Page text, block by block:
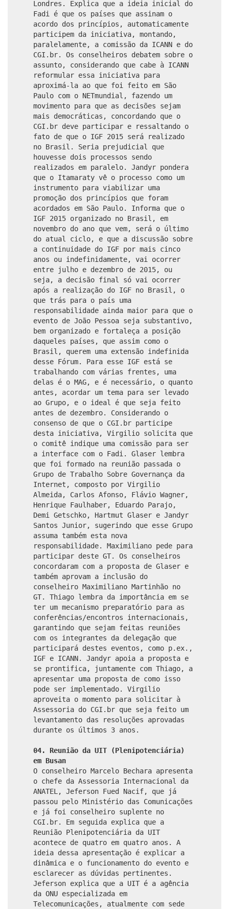
Londres. Explica que a ideia inicial do
Fadi é que os países que assinam o
acordo dos princípios, automaticamente
participem da iniciativa, montando,
paralelamente, a comissão da ICANN e do
CGI.br. Os conselheiros debatem sobre o
assunto, considerando que cabe à ICANN
reformular essa iniciativa para
aproximá-la ao que foi feito em São
Paulo com o NETmundial, fazendo um
movimento para que as decisões sejam
mais democráticas, concordando que o
CGI.br deve participar e ressaltando o
fato de que o IGF 2015 será realizado
no Brasil. Seria prejudicial que
houvesse dois processos sendo
realizados em paralelo. Jandyr pondera
que o Itamaraty vê o processo como um
instrumento para viabilizar uma
promoção dos princípios que foram
acordados em São Paulo. Informa que o
IGF 2015 organizado no Brasil, em
novembro do ano que vem, será o último
do atual ciclo, e que a discussão sobre
a continuidade do IGF por mais cinco
anos ou indefinidamente, vai ocorrer
entre julho e dezembro de 2015, ou
seja, a decisão final só vai ocorrer
após a realização do IGF no Brasil, o
que trás para o país uma
responsabilidade ainda maior para que o
evento de João Pessoa seja substantivo,
bem organizado e fortaleça a posição
daqueles países, que assim como o
Brasil, querem uma extensão indefinida
desse Fórum. Para esse IGF está se
trabalhando com várias frentes, uma
delas é o MAG, e é necessário, o quanto
antes, acordar um tema para ser levado
ao Grupo, e o ideal é que seja feito
antes de dezembro. Considerando o
consenso de que o CGI.br participe
desta iniciativa, Virgilio solicita que
o comitê indique uma comissão para ser
a interface com o Fadi. Glaser lembra
que foi formado na reunião passada o
Grupo de Trabalho Sobre Governança da
Internet, composto por Virgilio
Almeida, Carlos Afonso, Flávio Wagner,
Henrique Faulhaber, Eduardo Parajo,
Demi Getschko, Hartmut Glaser e Jandyr
Santos Junior, sugerindo que esse Grupo
assuma também esta nova
responsabilidade. Maximiliano pede para
participar deste GT. Os conselheiros
concordaram com a proposta de Glaser e
também aprovam a inclusão do
conselheiro Maximiliano Martinhão no
GT. Thiago lembra da importância em se
ter um mecanismo preparatório para as
conferências/encontros internacionais,
garantindo que sejam feitas reuniões
com os integrantes da delegação que
participará destes eventos, como p.ex.,
IGF e ICANN. Jandyr apoia a proposta e
se prontifica, juntamente com Thiago, a
apresentar uma proposta de como isso
pode ser implementado. Virgilio
aproveita o momento para solicitar à
Assessoria do CGI.br que seja feito um
levantamento das resoluções aprovadas
durante os últimos 3 anos.
04. Reunião da UIT (Plenipotenciária)
em Busan
O conselheiro Marcelo Bechara apresenta
o chefe da Assessoria Internacional da
ANATEL, Jeferson Fued Nacif, que já
passou pelo Ministério das Comunicações
e já foi conselheiro suplente no
CGI.br. Em seguida explica que a
Reunião Plenipotenciária da UIT
acontece de quatro em quatro anos. A
ideia dessa apresentação é explicar a
dinâmica e o funcionamento do evento e
esclarecer as dúvidas pertinentes.
Jeferson explica que a UIT é a agência
da ONU especializada em
Telecomunicações, atualmente com sede